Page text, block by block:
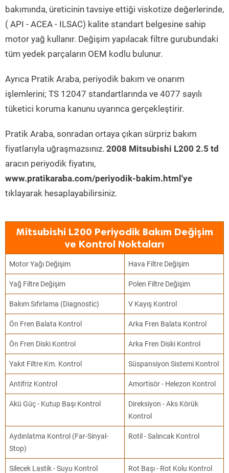
bakımında, üreticinin tavsiye ettiği viskotize değerlerinde,
( API - ACEA - ILSAC) kalite standart belgesine sahip
motor yağ kullanır. Değişim yapılacak filtre gurubundaki
tüm yedek parçaların OEM kodlu bulunur.
Ayrıca Pratik Araba, periyodik bakım ve onarım
işlemlerini; TS 12047 standartlarında ve 4077 sayılı
tüketici koruma kanunu uyarınca gerçekleştirir.
Pratik Araba, sonradan ortaya çıkan sürpriz bakım
fiyatlarıyla uğraşmazsınız. 2008 Mitsubishi L200 2.5 td
aracın periyodik fiyatını,
www.pratikaraba.com/periyodik-bakim.html'ye
tıklayarak hesaplayabilirsiniz.
Mitsubishi L200 Periyodik Bakım Değişim
ve Kontrol Noktaları
Motor Yağı Değişim Hava Filtre Değişim
Yağ Filtre Değişim Polen Filtre Değişim
Bakım Sıfırlama (Diagnostic) V Kayış Kontrol
Ön Fren Balata Kontrol Arka Fren Balata Kontrol
Ön Fren Diski Kontrol Arka Fren Diski Kontrol
Yakıt Filtre Km. Kontrol Süspansiyon Sistemi Kontrol
Antifriz Kontrol Amortisör - Helezon Kontrol
Akü Güç - Kutup Başı Kontrol
Direksiyon - Aks Körük
Kontrol
Aydınlatma Kontrol (Far-Sinyal-
Stop)
Rotil - Salıncak Kontrol
Silecek Lastik - Suyu Kontrol Rot Başı - Rot Kolu Kontrol